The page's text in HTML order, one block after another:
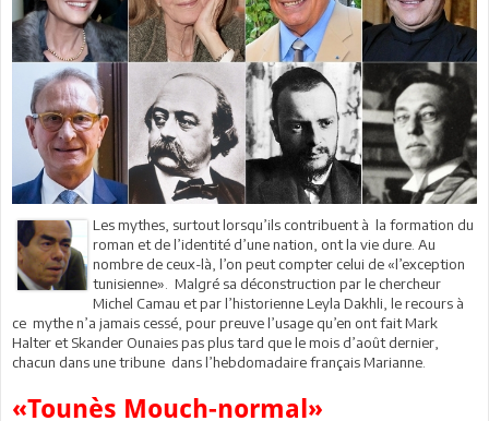
Les mythes, surtout lorsqu’ils contribuent à la formation du
roman et de l’identité d’une nation, ont la vie dure. Au
nombre de ceux-là, l’on peut compter celui de «l’exception
tunisienne». Malgré sa déconstruction par le chercheur
Michel Camau et par l’historienne Leyla Dakhli, le recours à
ce mythe n’a jamais cessé, pour preuve l’usage qu’en ont fait Mark
Halter et Skander Ounaies pas plus tard que le mois d’août dernier,
chacun dans une tribune dans l’hebdomadaire français Marianne.
«Tounès Mouch-normal»